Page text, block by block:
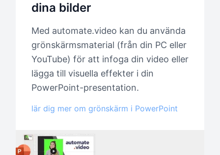
dina bilder
Med automate.video kan du använda
grönskärmsmaterial (från din PC eller
YouTube) för att infoga din video eller
lägga till visuella effekter i din
PowerPoint-presentation.
lär dig mer om grönskärm i PowerPoint